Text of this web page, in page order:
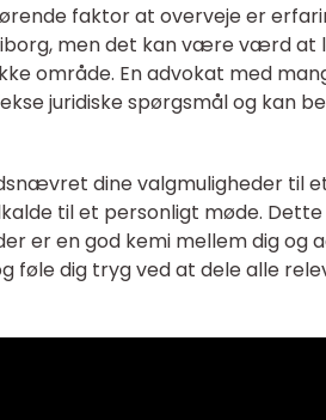
faktor at overveje er
men det kan være værd at
område. En advokat med
juridiske spørgsmål og kan
dine valgmuligheder
til et personligt møde.
er en god kemi mellem dig
føle dig tryg ved at dele alle